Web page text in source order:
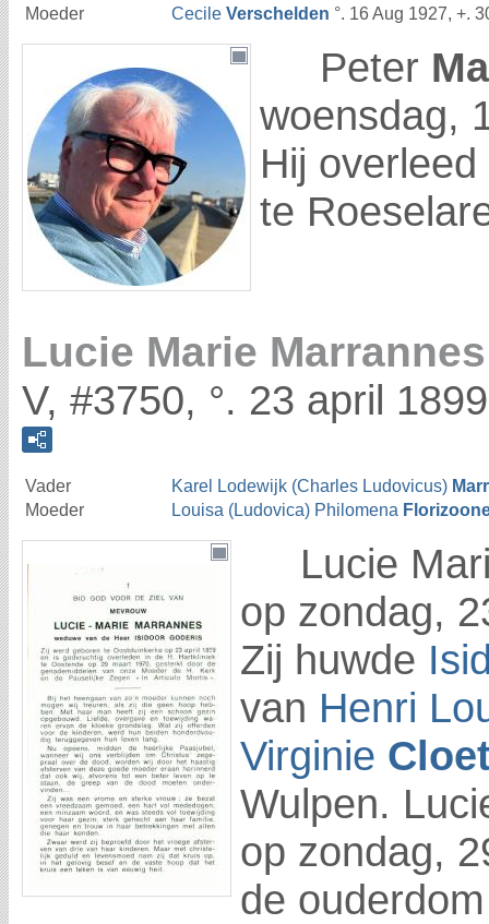
Moeder
Cecile Verschelden °. 16 Aug 1927, +.
Peter
woensdag,
Hij
te
Lucie Marie Marrannes
V, #3750, °. 23 april
Vader Karel Lodewijk (Charles Ludovicus)
Moeder
Louisa (Ludovica) Philomena
Lucie
op zondag,
Zij huwde
van Henri
Virginie
Wulpen.
op zondag,
de